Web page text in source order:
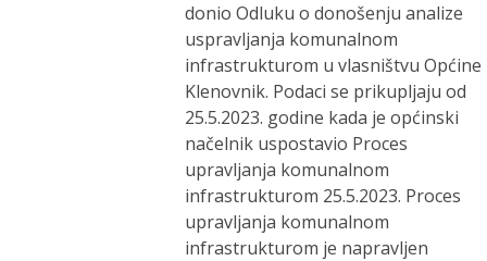
donio Odluku o donošenju analize
uspravljanja komunalnom
infrastrukturom u vlasništvu Općine
Klenovnik. Podaci se prikupljaju od
25.5.2023. godine kada je općinski
načelnik uspostavio Proces
upravljanja komunalnom
infrastrukturom 25.5.2023. Proces
upravljanja komunalnom
infrastrukturom je napravljen